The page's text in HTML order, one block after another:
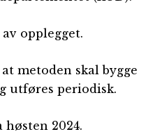
opplegget.
metoden skal bygge
utføres periodisk.
2024.